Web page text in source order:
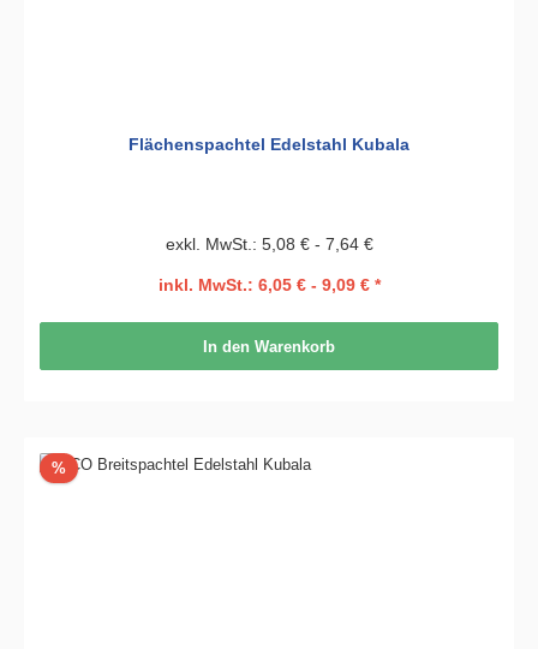
Flächenspachtel Edelstahl Kubala
exkl. MwSt.: 5,08 € - 7,64 €
inkl. MwSt.: 6,05 € - 9,09 € *
In den Warenkorb
%Rabatt